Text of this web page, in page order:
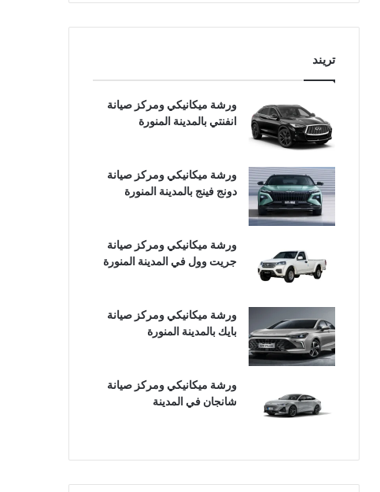
تريند
ورشة ميكانيكي ومركز صيانة
انفنتي بالمدينة المنورة
ورشة ميكانيكي ومركز صيانة
دونج فينج بالمدينة المنورة
ورشة ميكانيكي ومركز صيانة
جريت وول في المدينة المنورة
ورشة ميكانيكي ومركز صيانة
بايك بالمدينة المنورة
ورشة ميكانيكي ومركز صيانة
شانجان في المدينة